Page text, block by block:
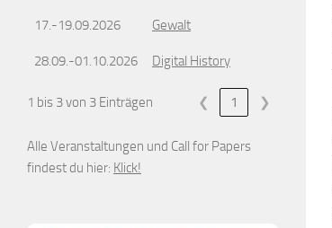
17.-19.09.2026 Gewalt
28.09.-01.10.2026 Digital History
1 bis 3 von 3 Einträgen ❮ 1 ❯
Alle Veranstaltungen und Call for Papers
findest du hier: Klick!